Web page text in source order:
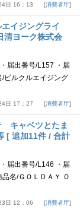
日 16：13 消費者庁
イジングライ
ヨーク株式会
届出番号/L157 ・届
ピルクルエイジング
日 17：27 消費者庁
キャベツとたま
[ 追加11件 / 合計
届出番号/L146 ・届
名/ＧＯＬＤＡＹ Ｏ
日 12：06 消費者庁